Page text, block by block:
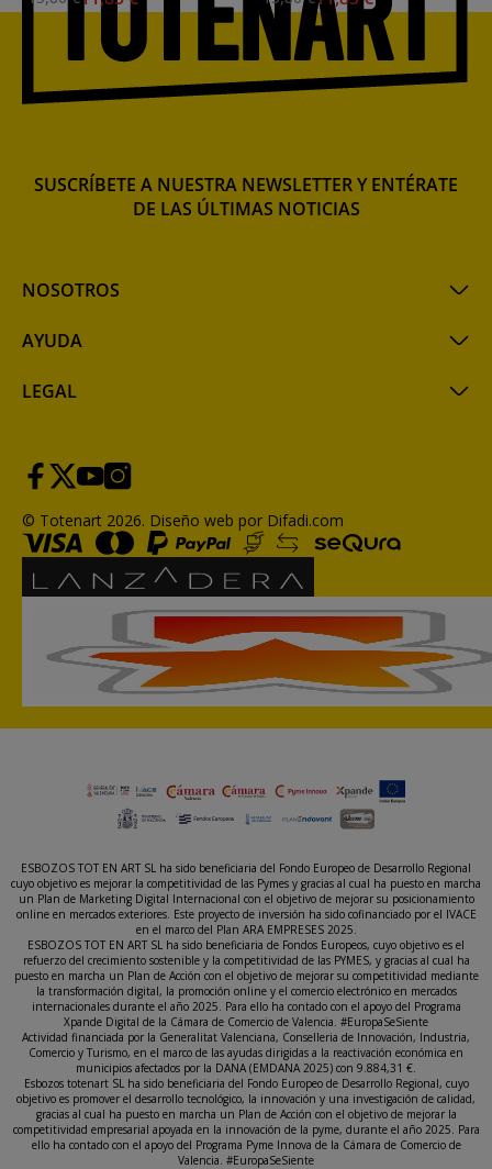
NOSOTROS
AYUDA
LEGAL
SUSCRÍBETE A NUESTRA NEWSLETTER Y ENTÉRATE
DE LAS ÚLTIMAS NOTICIAS
© Totenart 2026. Diseño web por Difadi.com
ESBOZOS TOT EN ART SL ha sido beneficiaria del Fondo Europeo de Desarrollo Regional
cuyo objetivo es mejorar la competitividad de las Pymes y gracias al cual ha puesto en marcha
un Plan de Marketing Digital Internacional con el objetivo de mejorar su posicionamiento
online en mercados exteriores. Este proyecto de inversión ha sido cofinanciado por el IVACE
en el marco del Plan ARA EMPRESES 2025.
ESBOZOS TOT EN ART SL ha sido beneficiaria de Fondos Europeos, cuyo objetivo es el
refuerzo del crecimiento sostenible y la competitividad de las PYMES, y gracias al cual ha
puesto en marcha un Plan de Acción con el objetivo de mejorar su competitividad mediante
la transformación digital, la promoción online y el comercio electrónico en mercados
internacionales durante el año 2025. Para ello ha contado con el apoyo del Programa
Xpande Digital de la Cámara de Comercio de Valencia. #EuropaSeSiente
Actividad financiada por la Generalitat Valenciana, Conselleria de Innovación, Industria,
Comercio y Turismo, en el marco de las ayudas dirigidas a la reactivación económica en
municipios afectados por la DANA (EMDANA 2025) con 9.884,31 €.
Esbozos totenart SL ha sido beneficiaria del Fondo Europeo de Desarrollo Regional, cuyo
objetivo es promover el desarrollo tecnológico, la innovación y una investigación de calidad,
gracias al cual ha puesto en marcha un Plan de Acción con el objetivo de mejorar la
competitividad empresarial apoyada en la innovación de la pyme, durante el año 2025. Para
ello ha contado con el apoyo del Programa Pyme Innova de la Cámara de Comercio de
Valencia. #EuropaSeSiente